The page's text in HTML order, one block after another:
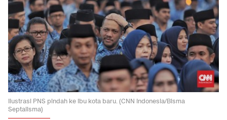
Ilustrasi PNS pindah ke ibu kota baru. (CNN Indonesia/Bisma
Septalisma)